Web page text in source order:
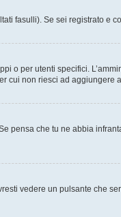
fasulli). Se sei registrato e
o per utenti specifici.
cui non riesci ad aggiungere
pensa che tu ne abbia
vedere un pulsante